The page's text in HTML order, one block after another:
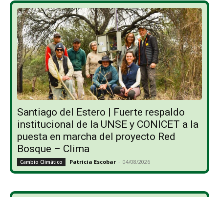
Santiago del Estero | Fuerte respaldo
institucional de la UNSE y CONICET a la
puesta en marcha del proyecto Red
Bosque – Clima
Cambio Climático Patricia Escobar - 04/08/2026